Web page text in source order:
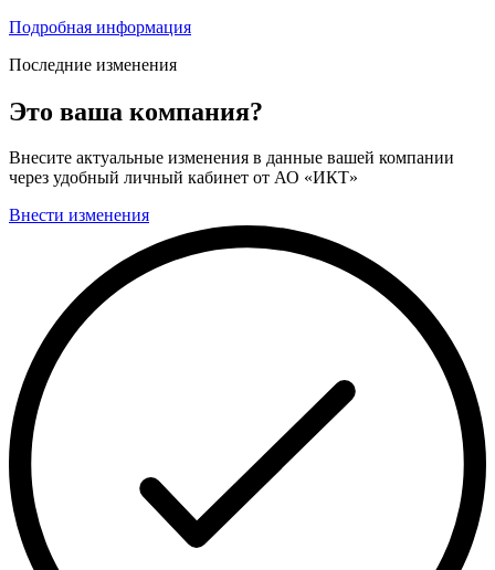
Подробная информация
Последние изменения
Это ваша компания?
Внесите актуальные изменения в данные вашей компании
через удобный личный кабинет от АО «ИКТ»
Внести изменения